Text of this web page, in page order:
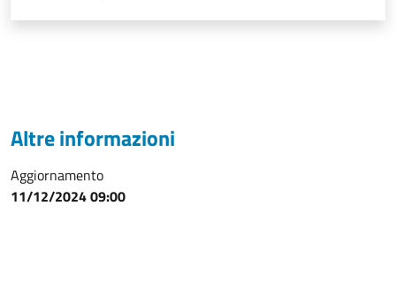
Altre informazioni
Aggiornamento
11/12/2024 09:00